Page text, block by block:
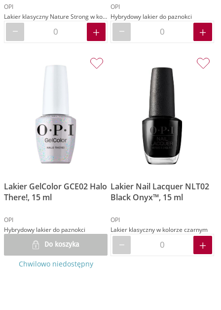
OPI
Lakier klasyczny Nature Strong w kolorze czarnym
OPI
Hybrydowy lakier do paznokci
Lakier GelColor GCE02 Halo
There!, 15 ml
OPI
Hybrydowy lakier do paznokci
Do koszyka
Chwilowo niedostępny
Lakier Nail Lacquer NLT02
Black Onyx™, 15 ml
OPI
Lakier klasyczny w kolorze czarnym